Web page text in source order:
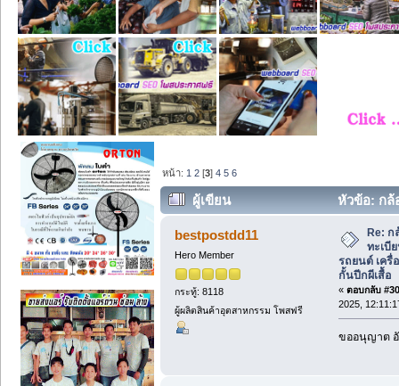
หน้า: 1 2 [3]4 5 6
ผู้เขียน
หัวข้อ: กล้
เครื่องกั้นทางเดิน เครื่องกั้นปีกผีเสื้อ (อ่า
bestpostdd11
Hero Member
กระทู้: 8118
ผู้ผลิตสินค้าอุตสาหกรรม โพสฟรี
Re: ก
ทะเบี
รถยนต์ เครื่
กั้นปีกผีเสื้อ
« ตอบกลับ
2025,
ขออนุญาต